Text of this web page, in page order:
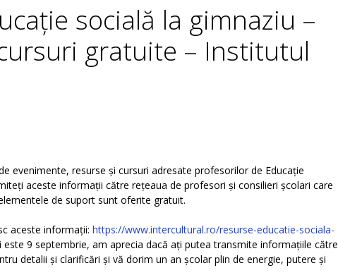
socială la gimnaziu –
gratuite – Institutul
evenimente, resurse și cursuri adresate profesorilor de Educație
aceste informații către rețeaua de profesori și consilieri școlari care
de suport sunt oferite gratuit.
aceste informații: https://www.intercultural.ro/resurse-educatie-sociala-
9 septembrie, am aprecia dacă ați putea transmite informațiile către
detalii și clarificări și vă dorim un an școlar plin de energie, putere și